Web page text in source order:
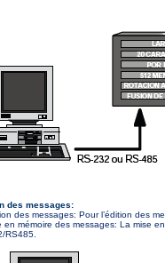
des messages:
des messages: Pour l’édition des
en mémoire des messages: La mise
RS485.